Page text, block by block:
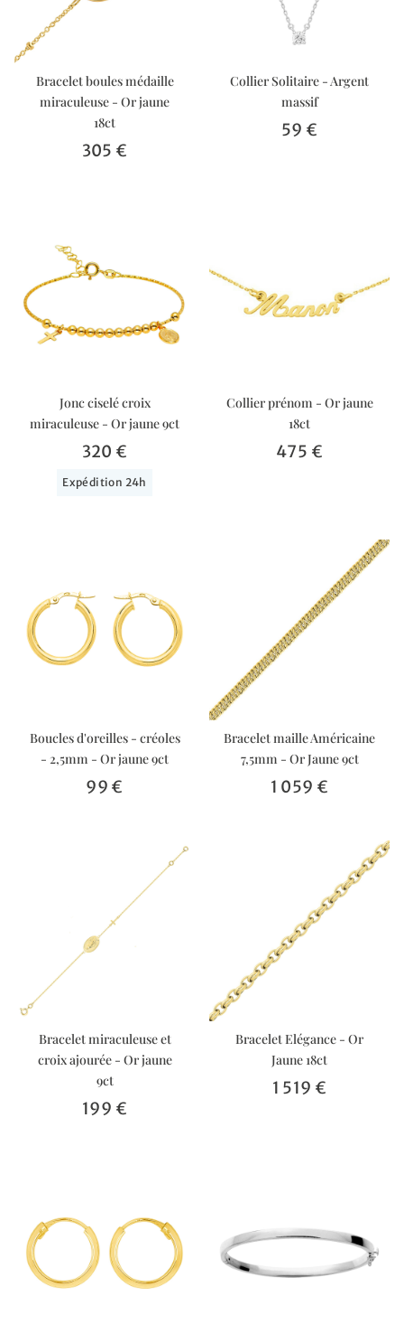
Bracelet boules médaille
miraculeuse - Or jaune
18ct
305 €
Collier Solitaire - Argent
massif
59 €
Jonc ciselé croix
miraculeuse - Or jaune 9ct
320 €
Expédition 24h
Collier prénom - Or jaune
18ct
475 €
Boucles d'oreilles - créoles
- 2,5mm - Or jaune 9ct
99 €
Bracelet maille Américaine
7,5mm - Or Jaune 9ct
1 059 €
Bracelet miraculeuse et
croix ajourée - Or jaune
9ct
199 €
Bracelet Elégance - Or
Jaune 18ct
1 519 €